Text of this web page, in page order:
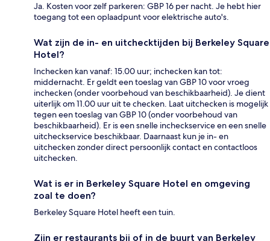
Ja. Kosten voor zelf parkeren: GBP 16 per nacht. Je hebt hier
toegang tot een oplaadpunt voor elektrische auto's.
Wat zijn de in- en uitchecktijden bij Berkeley Square
Hotel?
Inchecken kan vanaf: 15.00 uur; inchecken kan tot:
middernacht. Er geldt een toeslag van GBP 10 voor vroeg
inchecken (onder voorbehoud van beschikbaarheid). Je dient
uiterlijk om 11.00 uur uit te checken. Laat uitchecken is mogelijk
tegen een toeslag van GBP 10 (onder voorbehoud van
beschikbaarheid). Er is een snelle incheckservice en een snelle
uitcheckservice beschikbaar. Daarnaast kun je in- en
uitchecken zonder direct persoonlijk contact en contactloos
uitchecken.
Wat is er in Berkeley Square Hotel en omgeving
zoal te doen?
Berkeley Square Hotel heeft een tuin.
Zijn er restaurants bij of in de buurt van Berkeley